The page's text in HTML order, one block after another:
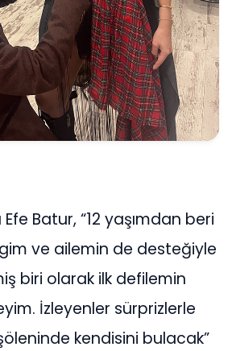
Batur, “12 yaşımdan beri
ve ailemin de desteğiyle
biri olarak ilk defilemin
İzleyenler sürprizlerle
kendisini bulacak”